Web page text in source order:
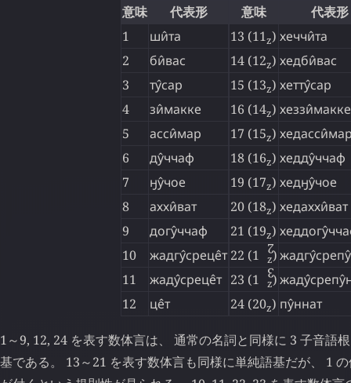
意味
代表形
1
ши̂та
2
би̂вас
3
ту̂сар
4
зи̂макке
5
асси̂мар
6
ду̂ччаф
7
ӈу̂чое
8
аххи̂ват
9
догу̂ччаф
10
жадгу̂среце̂т
11
жаду̂среце̂т
12
це̂т
意味
代表形
13 (11z) хеччи̂та
14 (12z) хедби̂вас
15 (13z) хетту̂сар
16 (14z) хеззи̂макке
17 (15z)
18 (16z) хедду̂ччаф
19 (17z) хедӈу̂чое
20 (18z) хедаххи̂ват
21 (19z)
22 (1 2
z)
23 (1 3
z)
24 (20z) пу̂ннат
1～9, 12, 24 を表す数体言は、 通常の名詞と同様に 3 子音語
基である。 13～21 を表す数体言も同様に単純語基だが、 1